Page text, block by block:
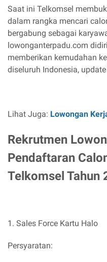
Saat ini Telkomsel
dalam rangka mencari
bergabung sebagai
lowonganterpadu.com
memberikan kemudahan
diseluruh Indonesia,
Lihat Juga: Lowongan
Rekrutmen
Pendaftaran
Telkomsel Tahun
1. Sales Force Kartu Halo
Persyaratan: